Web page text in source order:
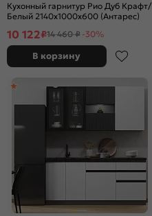
Кухонный гарнитур Рио Дуб Крафт/
Белый 2140x1000x600 (Антарес)
10 122₽14 460 ₽ -30%
В корзину